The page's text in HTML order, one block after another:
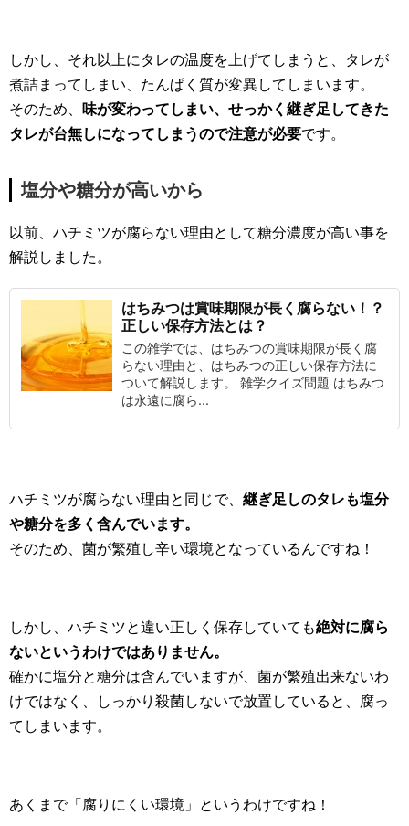
しかし、それ以上にタレの温度を上げてしまうと、タレが
煮詰まってしまい、たんぱく質が変異してしまいます。
そのため、 味が変わってしまい、せっかく継ぎ足してきた
タレが台無しになってしまうので注意が必要です。
塩分や糖分が高いから
以前、ハチミツが腐らない理由として糖分濃度が高い事を
解説しました。
はちみつは賞味期限が長く腐らない！？
正しい保存方法とは？
この雑学では、はちみつの賞味期限が長く腐
らない理由と、はちみつの正しい保存方法に
ついて解説します。 雑学クイズ問題 はちみつ
は永遠に腐ら...
ハチミツが腐らない理由と同じで、 継ぎ足しのタレも塩分
や糖分を多く含んでいます。
そのため、菌が繁殖し辛い環境となっているんですね！
しかし、ハチミツと違い正しく保存していても絶対に腐ら
ないというわけではありません。
確かに塩分と糖分は含んでいますが、菌が繁殖出来ないわ
けではなく、しっかり殺菌しないで放置していると、腐っ
てしまいます。
あくまで「腐りにくい環境」というわけですね！